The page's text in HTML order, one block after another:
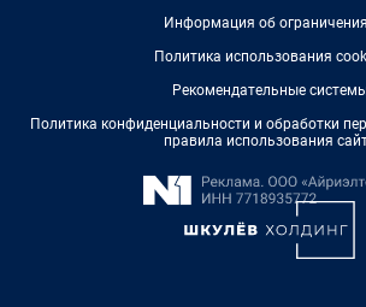
Информация об
Политика использования
Рекомендательные
Политика конфиденциальности и обработки
правила использования